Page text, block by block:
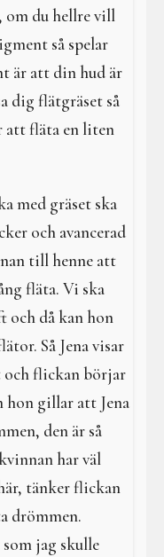
om du hellre vill
så spelar
är att din hud är
dig flätgräset så
fläta en liten
med gräset ska
och avancerad
till henne att
fläta. Vi ska
och då kan hon
Så Jena visar
och flickan börjar
gillar att Jena
den är så
har väl
tänker flickan
drömmen.
jag skulle